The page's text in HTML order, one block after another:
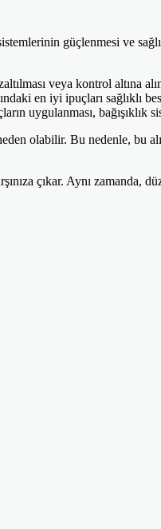
güçlenmesi ve
veya kontrol altına
en iyi ipuçları sağlıklı
uygulanması, bağışıklık
olabilir. Bu nedenle, bu
çıkar. Aynı zamanda,